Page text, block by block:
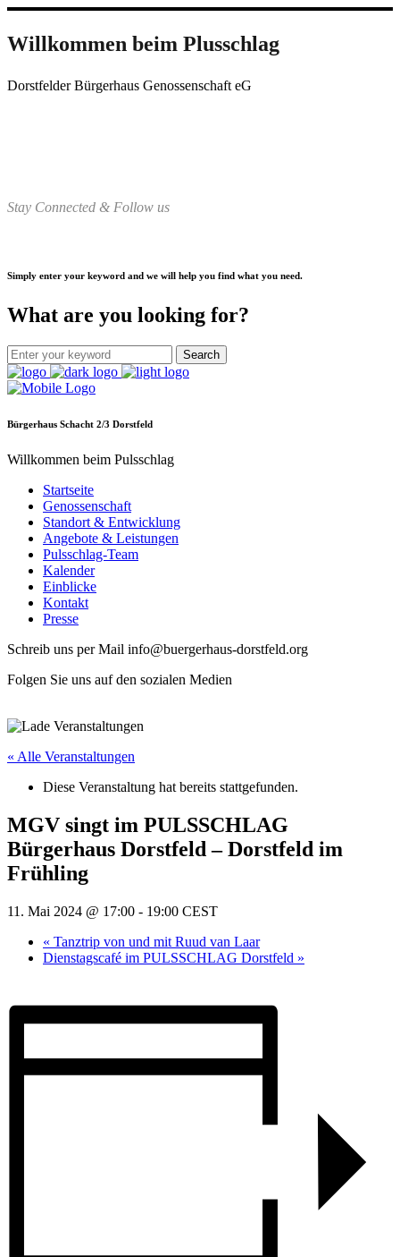
Willkommen beim Plusschlag
Dorstfelder Bürgerhaus Genossenschaft eG
Stay Connected & Follow us
Simply enter your keyword and we will help you find what you need.
What are you looking for?
Bürgerhaus Schacht 2/3 Dorstfeld
Willkommen beim Pulsschlag
Startseite
Genossenschaft
Standort & Entwicklung
Angebote & Leistungen
Pulsschlag-Team
Kalender
Einblicke
Kontakt
Presse
Schreib uns per Mail info@buergerhaus-dorstfeld.org
Folgen Sie uns auf den sozialen Medien
« Alle Veranstaltungen
Diese Veranstaltung hat bereits stattgefunden.
MGV singt im PULSSCHLAG
Bürgerhaus Dorstfeld – Dorstfeld im
Frühling
11. Mai 2024 @ 17:00 - 19:00 CEST
« Tanztrip von und mit Ruud van Laar
Dienstagscafé im PULSSCHLAG Dorstfeld »